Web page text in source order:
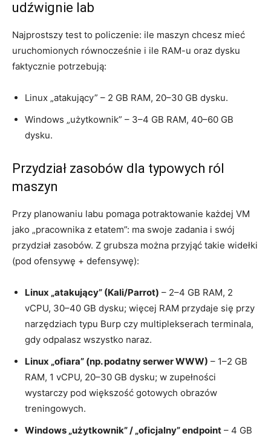
udźwignie lab
Najprostszy test to policzenie: ile maszyn chcesz mieć
uruchomionych równocześnie i ile RAM-u oraz dysku
faktycznie potrzebują:
Linux „atakujący” – 2 GB RAM, 20–30 GB dysku.
Windows „użytkownik” – 3–4 GB RAM, 40–60 GB
dysku.
Przydział zasobów dla typowych ról
maszyn
Przy planowaniu labu pomaga potraktowanie każdej VM
jako „pracownika z etatem”: ma swoje zadania i swój
przydział zasobów. Z grubsza można przyjąć takie widełki
(pod ofensywę + defensywę):
Linux „atakujący” (Kali/Parrot) – 2–4 GB RAM, 2
vCPU, 30–40 GB dysku; więcej RAM przydaje się przy
narzędziach typu Burp czy multiplekserach terminala,
gdy odpalasz wszystko naraz.
Linux „ofiara” (np. podatny serwer WWW) – 1–2 GB
RAM, 1 vCPU, 20–30 GB dysku; w zupełności
wystarczy pod większość gotowych obrazów
treningowych.
Windows „użytkownik” / „oficjalny” endpoint – 4 GB